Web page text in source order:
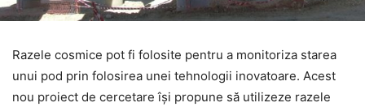
Razele cosmice pot fi folosite pentru a monitoriza starea
unui pod prin folosirea unei tehnologii inovatoare. Acest
nou proiect de cercetare își propune să utilizeze razele